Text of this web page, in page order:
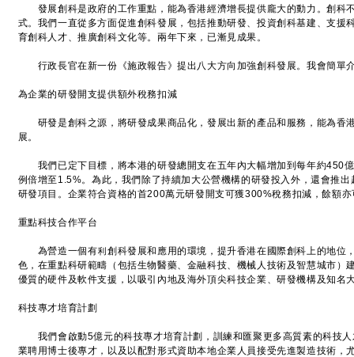
發展創科是政府的工作重點，能為香港經濟增長提供龐大的動力。創科
式。我們一直從多方面促進創科發展，包括推動研發、投資創科基建、支援
育創科人才、推廣創科文化等。兩年下來，已漸見成果。
行政長官在新一份《施政報告》提出八大方向加強創科發展。我會簡單
為企業的研發開支提供額外稅務扣減
研發是創科之源，將研發成果商品化，發展出新的產品和服務，能為香
展。
我們已定下目標，將本港的研發總開支在五年內大幅增加到每年約450
例倍增至1.5%。為此，我們除了持續加大公營機構的研發投入外，還會推
研發項目。企業符合資格的首200萬元研發開支可獲300%稅務扣減，餘額
重點科技合作平台
為營造一個有利創科發展和應用的環境，提升香港在國際創科上的地位
色，在重點科研範疇（包括生物醫藥、金融科技、機械人技術及智慧城市）
優質的硬件及軟件支援，以吸引內地及海外頂尖科技企業、研發機構及知名
科技專才培育計劃
我們會啟動5億元的科技專才培育計劃，訓練和匯聚更多高質素的科技人
業聘用博士後專才，以及以配對形式資助本地企業人員接受先進製造技術，